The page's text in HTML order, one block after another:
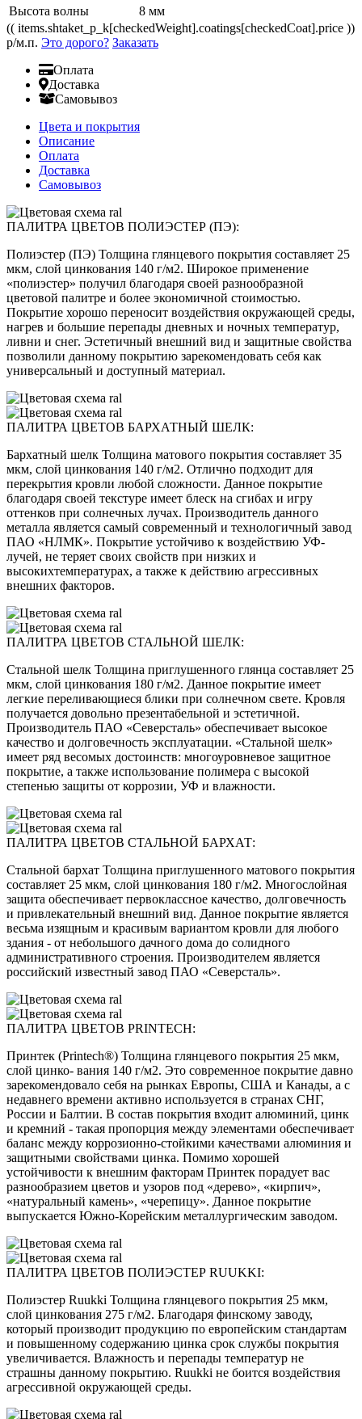
Высота волны
8 мм
(( items.shtaket_p_k[checkedWeight].coatings[checkedCoat].price ))
р/м.п. Это дорого? Заказать
Оплата
Доставка
Самовывоз
Цвета и покрытия
Описание
Оплата
Доставка
Самовывоз
ПАЛИТРА ЦВЕТОВ ПОЛИЭСТЕР (ПЭ):
Полиэстер (ПЭ) Толщина глянцевого покрытия составляет 25
мкм, слой цинкования 140 г/м2. Широкое применение
«полиэстер» получил благодаря своей разнообразной
цветовой палитре и более экономичной стоимостью.
Покрытие хорошо переносит воздействия окружающей среды,
нагрев и большие перепады дневных и ночных температур,
ливни и снег. Эстетичный внешний вид и защитные свойства
позволили данному покрытию зарекомендовать себя как
универсальный и доступный материал.
ПАЛИТРА ЦВЕТОВ БАРХАТНЫЙ ШЕЛК:
Бархатный шелк Толщина матового покрытия составляет 35
мкм, слой цинкования 140 г/м2. Отлично подходит для
перекрытия кровли любой сложности. Данное покрытие
благодаря своей текстуре имеет блеск на сгибах и игру
оттенков при солнечных лучах. Производитель данного
металла является самый современный и технологичный завод
ПАО «НЛМК». Покрытие устойчиво к воздействию УФ-
лучей, не теряет своих свойств при низких и
высокихтемпературах, а также к действию агрессивных
внешних факторов.
ПАЛИТРА ЦВЕТОВ СТАЛЬНОЙ ШЕЛК:
Стальной шелк Толщина приглушенного глянца составляет 25
мкм, слой цинкования 180 г/м2. Данное покрытие имеет
легкие переливающиеся блики при солнечном свете. Кровля
получается довольно презентабельной и эстетичной.
Производитель ПАО «Северсталь» обеспечивает высокое
качество и долговечность эксплуатации. «Стальной шелк»
имеет ряд весомых достоинств: многоуровневое защитное
покрытие, а также использование полимера с высокой
степенью защиты от коррозии, УФ и влажности.
ПАЛИТРА ЦВЕТОВ СТАЛЬНОЙ БАРХАТ:
Стальной бархат Толщина приглушенного матового покрытия
составляет 25 мкм, слой цинкования 180 г/м2. Многослойная
защита обеспечивает первоклассное качество, долговечность
и привлекательный внешний вид. Данное покрытие является
весьма изящным и красивым вариантом кровли для любого
здания - от небольшого дачного дома до солидного
административного строения. Производителем является
российский известный завод ПАО «Северсталь».
ПАЛИТРА ЦВЕТОВ PRINTECH:
Принтек (Printech®) Толщина глянцевого покрытия 25 мкм,
слой цинко- вания 140 г/м2. Это современное покрытие давно
зарекомендовало себя на рынках Европы, США и Канады, а с
недавнего времени активно используется в странах СНГ,
России и Балтии. В состав покрытия входит алюминий, цинк
и кремний - такая пропорция между элементами обеспечивает
баланс между коррозионно-стойкими качествами алюминия и
защитными свойствами цинка. Помимо хорошей
устойчивости к внешним факторам Принтек порадует вас
разнообразием цветов и узоров под «дерево», «кирпич»,
«натуральный камень», «черепицу». Данное покрытие
выпускается Южно-Корейским металлургическим заводом.
ПАЛИТРА ЦВЕТОВ ПОЛИЭСТЕР RUUKKI:
Полиэстер Ruukki Толщина глянцевого покрытия 25 мкм,
слой цинкования 275 г/м2. Благодаря финскому заводу,
который производит продукцию по европейским стандартам
и повышенному содержанию цинка срок службы покрытия
увеличивается. Влажность и перепады температур не
страшны данному покрытию. Ruukki не боится воздействия
агрессивной окружающей среды.